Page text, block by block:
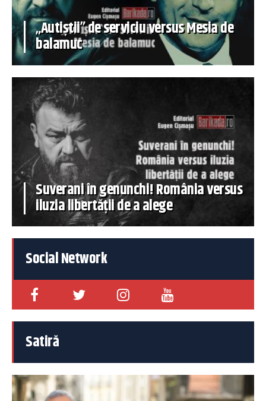
„Autiștii” de serviciu versus Mesia de
balamuc
Suverani în genunchi! România versus
iluzia libertății de a alege
Social Network
Satiră